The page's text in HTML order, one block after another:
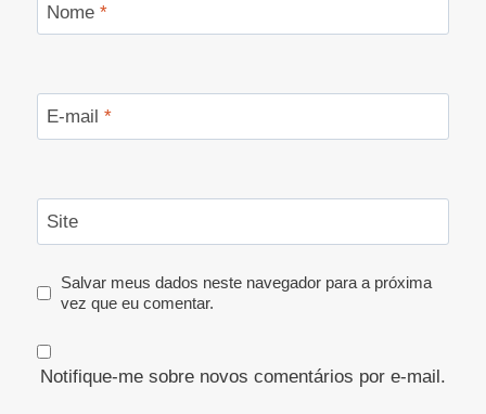
Nome *
E-mail *
Site
Salvar meus dados neste navegador para a próxima
vez que eu comentar.
Notifique-me sobre novos comentários por e-mail.